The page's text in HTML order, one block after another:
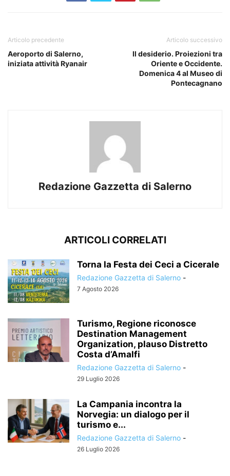
Articolo precedente
Aeroporto di Salerno,
iniziata attività Ryanair
Articolo successivo
Il desiderio. Proiezioni tra
Oriente e Occidente.
Domenica 4 al Museo di
Pontecagnano
Redazione Gazzetta di Salerno
ARTICOLI CORRELATI
Torna la Festa dei Ceci a Cicerale
Redazione Gazzetta di Salerno -
7 Agosto 2026
Turismo, Regione riconosce
Destination Management
Organization, plauso Distretto
Costa d’Amalfi
Redazione Gazzetta di Salerno -
29 Luglio 2026
La Campania incontra la
Norvegia: un dialogo per il
turismo e...
Redazione Gazzetta di Salerno -
26 Luglio 2026